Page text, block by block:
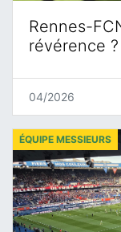
Rennes-
révérence ?
04/2026
ÉQUIPE MESSIEURS